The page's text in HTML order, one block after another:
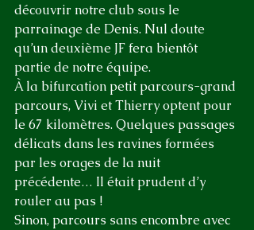
découvrir notre club sous le
parrainage de Denis. Nul doute
qu’un deuxième JF fera bientôt
partie de notre équipe.
À la bifurcation petit parcours-grand
parcours, Vivi et Thierry optent pour
le 67 kilomètres. Quelques passages
délicats dans les ravines formées
par les orages de la nuit
précédente… Il était prudent d’y
rouler au pas !
Sinon, parcours sans encombre avec